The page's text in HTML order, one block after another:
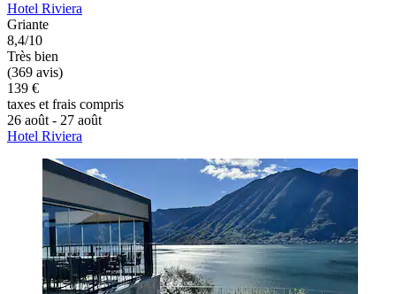
Hotel Riviera
Griante
8,4/10
Très bien
(369 avis)
139 €
taxes et frais compris
26 août - 27 août
Hotel Riviera